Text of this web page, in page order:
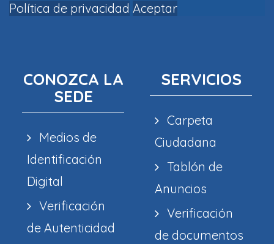
Política de privacidad Aceptar
CONOZCA LA
SEDE
Medios de
Identificación
Digital
Verificación
de Autenticidad
SERVICIOS
Carpeta
Ciudadana
Tablón de
Anuncios
Verificación
de documentos